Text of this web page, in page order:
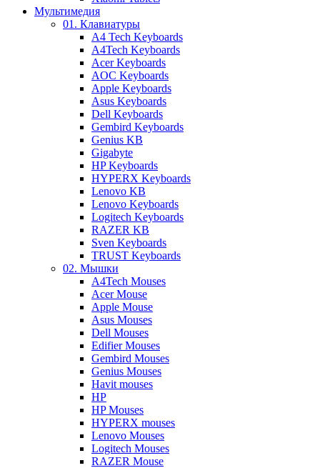
Мультимедия
01. Клавиатуры
A4 Tech Keyboards
A4Tech Keyboards
Acer Keyboards
AOC Keyboards
Apple Keyboards
Asus Keyboards
Dell Keyboards
Gembird Keyboards
Genius KB
Gigabyte
HP Keyboards
HYPERX Keyboards
Lenovo KB
Lenovo Keyboards
Logitech Keyboards
RAZER KB
Sven Keyboards
TRUST Keyboards
02. Мышки
A4Tech Mouses
Acer Mouse
Apple Mouse
Asus Mouses
Dell Mouses
Edifier Mouses
Gembird Mouses
Genius Mouses
Havit mouses
HP
HP Mouses
HYPERX mouses
Lenovo Mouses
Logitech Mouses
RAZER Mouse